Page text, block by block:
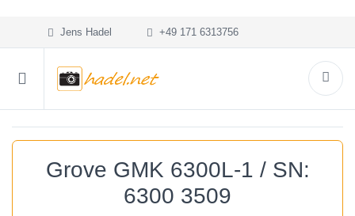
Jens Hadel +49 171 6313756
Grove GMK 6300L-1 / SN:
6300 3509